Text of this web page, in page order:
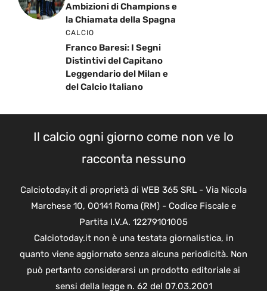
Ambizioni di Champions e
la Chiamata della Spagna
CALCIO
Franco Baresi: I Segni
Distintivi del Capitano
Leggendario del Milan e
del Calcio Italiano
Il calcio ogni giorno come non ve lo
racconta nessuno
Calciotoday.it di proprietà di WEB 365 SRL - Via Nicola
Marchese 10, 00141 Roma (RM) - Codice Fiscale e
Partita I.V.A. 12279101005
Calciotoday.it non è una testata giornalistica, in
quanto viene aggiornato senza alcuna periodicità. Non
può pertanto considerarsi un prodotto editoriale ai
sensi della legge n. 62 del 07.03.2001